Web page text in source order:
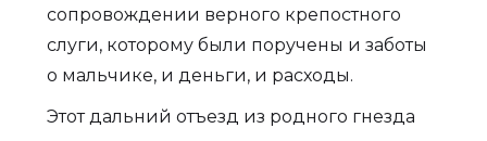
сопровождении верного крепостного
слуги, которому были поручены и заботы
о мальчике, и деньги, и расходы.
Этот дальний отъезд из родного гнезда